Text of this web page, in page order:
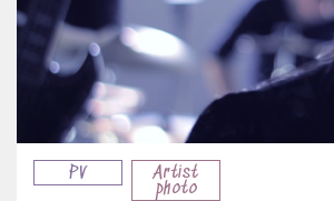
PV
Artist
photo